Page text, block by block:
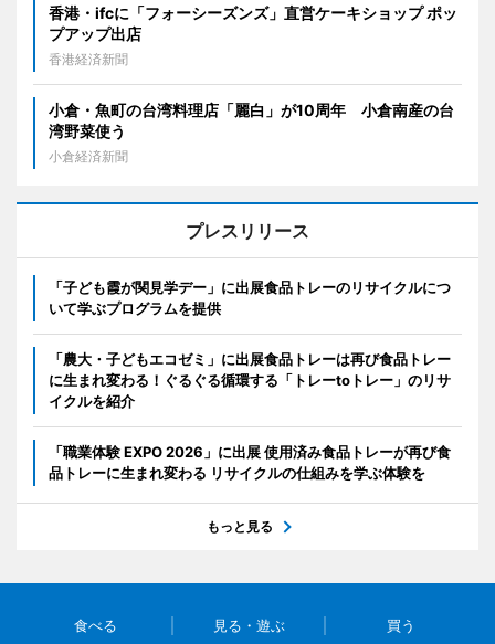
香港・ifcに「フォーシーズンズ」直営ケーキショップ ポッ
プアップ出店
香港経済新聞
小倉・魚町の台湾料理店「麗白」が10周年 小倉南産の台
湾野菜使う
小倉経済新聞
プレスリリース
「子ども霞が関見学デー」に出展食品トレーのリサイクルにつ
いて学ぶプログラムを提供
「農大・子どもエコゼミ」に出展食品トレーは再び食品トレー
に生まれ変わる！ぐるぐる循環する「トレーtoトレー」のリサ
イクルを紹介
「職業体験 EXPO 2026」に出展 使用済み食品トレーが再び食
品トレーに生まれ変わる リサイクルの仕組みを学ぶ体験を
もっと見る
食べる 見る・遊ぶ 買う